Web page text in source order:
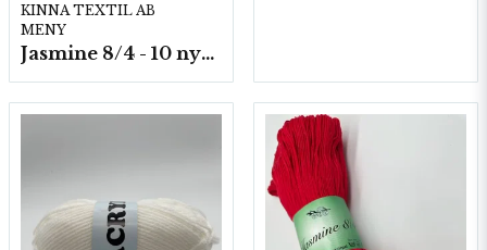
KINNA TEXTIL AB
MENY
Jasmine 8/4 - 10 nystan a50g./fp.